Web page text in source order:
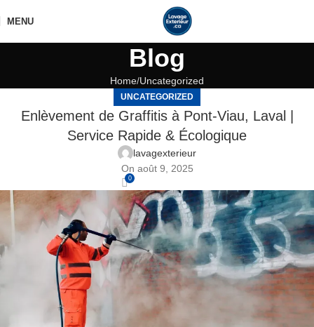
MENU
Blog
Home Uncategorized
UNCATEGORIZED
Enlèvement de Graffitis à Pont-Viau, Laval |
Service Rapide & Écologique
lavagexterieur
On août 9, 2025
0